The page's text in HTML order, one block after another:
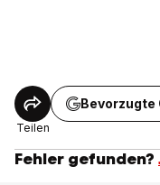
Teilen
Bevorzugte
Fehler gefunden?